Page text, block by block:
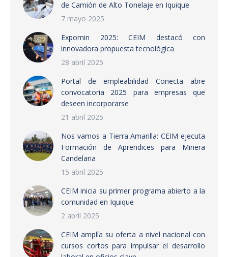
de Camión de Alto Tonelaje en Iquique
7 mayo 2025
Expomin 2025: CEIM destacó con
innovadora propuesta tecnológica
28 abril 2025
Portal de empleabilidad Conecta abre
convocatoria 2025 para empresas que
deseen incorporarse
21 abril 2025
Nos vamos a Tierra Amarilla: CEIM ejecuta
Formación de Aprendices para Minera
Candelaria
15 abril 2025
CEIM inicia su primer programa abierto a la
comunidad en Iquique
2 abril 2025
CEIM amplía su oferta a nivel nacional con
cursos cortos para impulsar el desarrollo